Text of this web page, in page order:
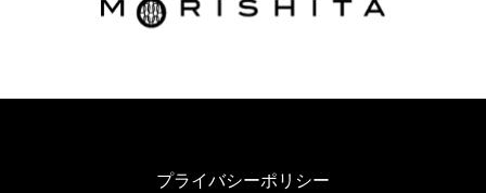
プライバシーポリシー